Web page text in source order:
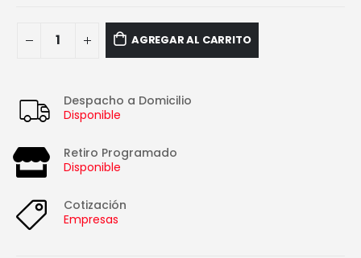
AGREGAR AL CARRITO
Despacho a Domicilio
Disponible
Retiro Programado
Disponible
Cotización
Empresas